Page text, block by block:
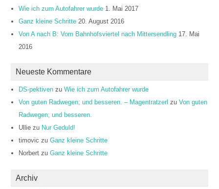
Wie ich zum Autofahrer wurde 1. Mai 2017
Ganz kleine Schritte 20. August 2016
Von A nach B: Vom Bahnhofsviertel nach Mittersendling 17. Mai
2016
Neueste Kommentare
DS-pektiven zuWie ich zum Autofahrer wurde
Von guten Radwegen; und besseren. – Magentratzerl zuVon guten
Radwegen; und besseren.
Ullie zu Nur Geduld!
timovic zuGanz kleine Schritte
Norbert zuGanz kleine Schritte
Archiv